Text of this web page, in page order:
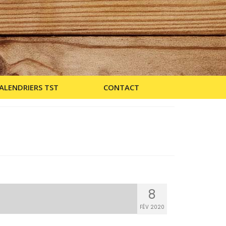
TST CONTACT
8
FÉV 2020